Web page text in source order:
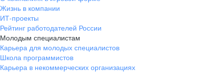
Жизнь в компании
ИТ-проекты
Рейтинг работодателей России
Молодым специалистам
Карьера для молодых специалистов
Школа программистов
Карьера в некоммерческих организациях